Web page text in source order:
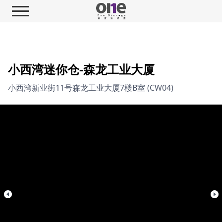
小西湾迷你仓-森龙工业大厦
小西湾新业街11号森龙工业大厦7楼B室 (CW04)